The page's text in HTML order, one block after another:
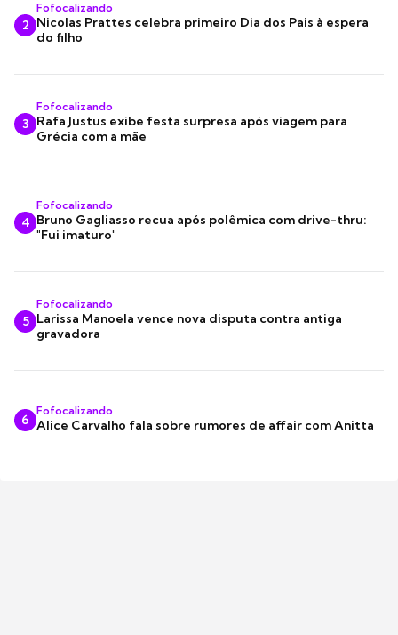
2
Fofocalizando
Nicolas Prattes celebra primeiro Dia dos Pais à espera
do filho
3
Fofocalizando
Rafa Justus exibe festa surpresa após viagem para
Grécia com a mãe
4
Fofocalizando
Bruno Gagliasso recua após polêmica com drive-thru:
"Fui imaturo"
5
Fofocalizando
Larissa Manoela vence nova disputa contra antiga
gravadora
6
Fofocalizando
Alice Carvalho fala sobre rumores de affair com Anitta